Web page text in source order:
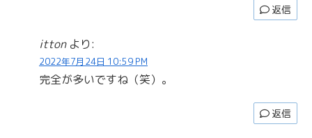
返信
itton より:
2022年7月24日 10:59 PM
完全が多いですね（笑）。
返信